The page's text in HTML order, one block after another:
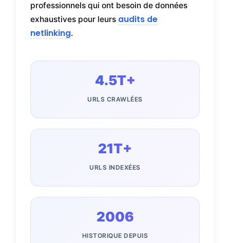
professionnels qui ont besoin de données
exhaustives pour leurs audits de
netlinking.
4.5T+
URLS CRAWLÉES
21T+
URLS INDEXÉES
2006
HISTORIQUE DEPUIS